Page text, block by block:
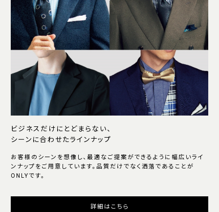
ビジネスだけにとどまらない、
シーンに合わせたラインナップ
お客様のシーンを想像し、最適なご提案ができるように幅広いライ
ンナップをご用意しています。品質だけでなく洒落であることが
ONLYです。
詳細はこちら